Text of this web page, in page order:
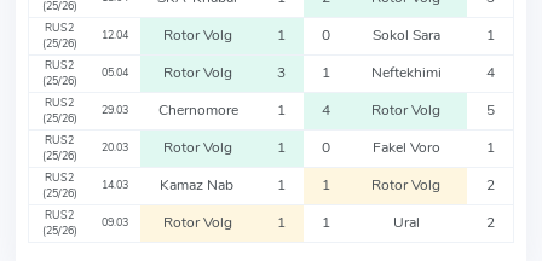
(25/26)
RUS2
(25/26)
12.04 Rotor Volg 1 0 Sokol Sara 1
RUS2
(25/26)
05.04 Rotor Volg 3 1 Neftekhimi 4
RUS2
(25/26)
29.03 Chernomore 1 4 Rotor Volg 5
RUS2
(25/26)
20.03 Rotor Volg 1 0 Fakel Voro 1
RUS2
(25/26)
14.03 Kamaz Nab 1 1 Rotor Volg 2
RUS2
(25/26)
09.03 Rotor Volg 1 1 Ural 2